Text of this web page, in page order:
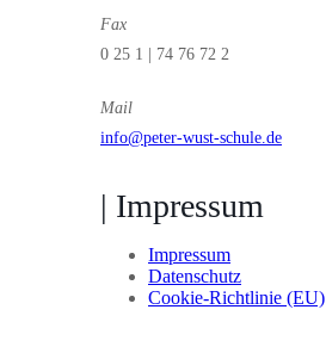
Fax
0 25 1 | 74 76 72 2
Mail
info@peter-wust-schule.de
| Impressum
Impressum
Datenschutz
Cookie-Richtlinie (EU)